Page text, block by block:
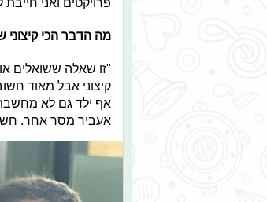
מה הדבר הכי קיצוני
"זו שאלה ששואלים
קיצוני אבל מאוד
אף ילד גם לא
אעביר מסר אחר.